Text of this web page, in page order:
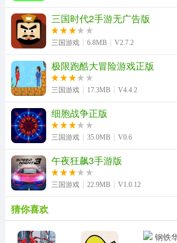
三国时代2手游无广告版
三国游戏 6.8MB V2.7.2
极限跑酷大冒险游戏正版
三国游戏 17.3MB V4.4.2
细胞战争正版
三国游戏 35.0MB V0.6
午夜狂飙3手游版
三国游戏 22.9MB V1.0.12
猜你喜欢